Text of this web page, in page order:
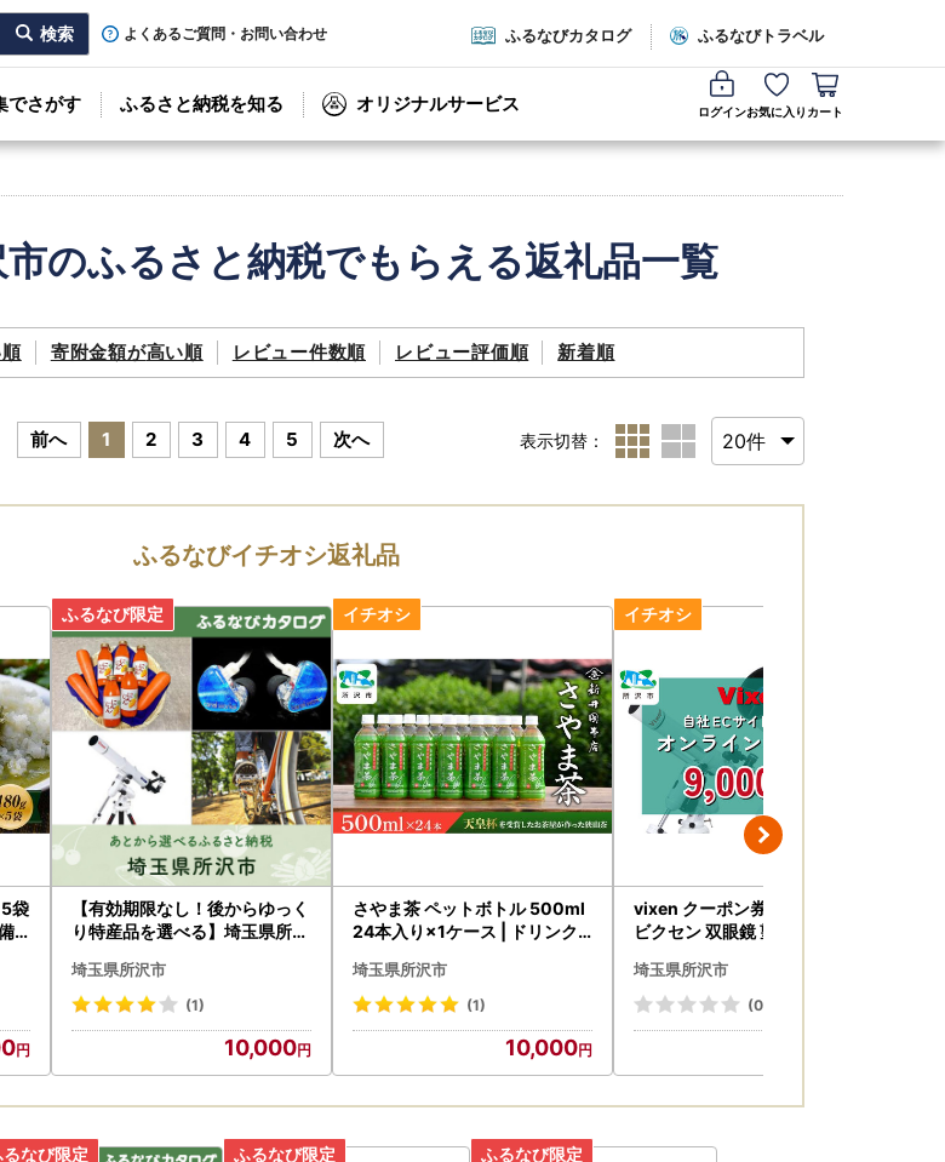
よくあるご質問・お問い合わせ ふるなびカタログ ふるなびトラベル
でさがす ふるさと納税を知る オリジナルサービス ログインお気に入り カート
のふるさと納税でもらえる返礼品一覧
寄附金額が高い順 レビュー件数順 レビュー評価順 新着順
前へ 1 2 3 4 5 次へ 表示切替：
ふるなびイチオシ返礼品
袋
【有効期限なし！後からゆっく
り特産品を選べる】埼玉県所沢
埼玉県所沢市
(1)
10,000
さやま茶 ペットボトル 500ml
24本入り×1ケース | ドリンク
埼玉県所沢市
(1)
10,000
vixen クーポン券 9,000円分 |
ビクセン 双眼鏡 望遠鏡 一部対
埼玉県所沢市
(0)